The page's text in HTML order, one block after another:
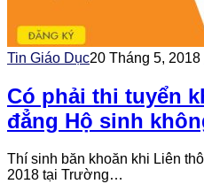
Tin Giáo Dục20 Tháng 5, 2018
Có phải thi tuyển
đẳng Hộ sinh
Thí sinh băn khoăn khi Liên
2018 tại Trường…